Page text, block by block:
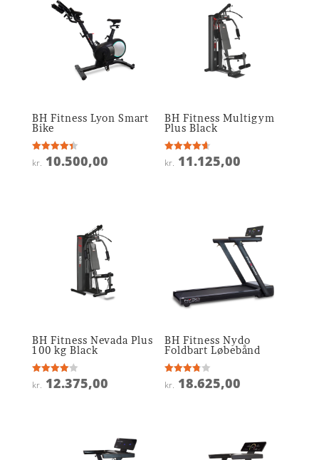
BH Fitness Lyon Smart
Bike
Vurderet
4.4
kr. 10.500,00
BH Fitness Multigym
Plus Black
Vurderet
4.6
kr. 11.125,00
BH Fitness Nevada Plus
100 kg Black
Vurderet
4
kr. 12.375,00
BH Fitness Nydo
Foldbart Løbebånd
Vurderet
3.8
kr. 18.625,00